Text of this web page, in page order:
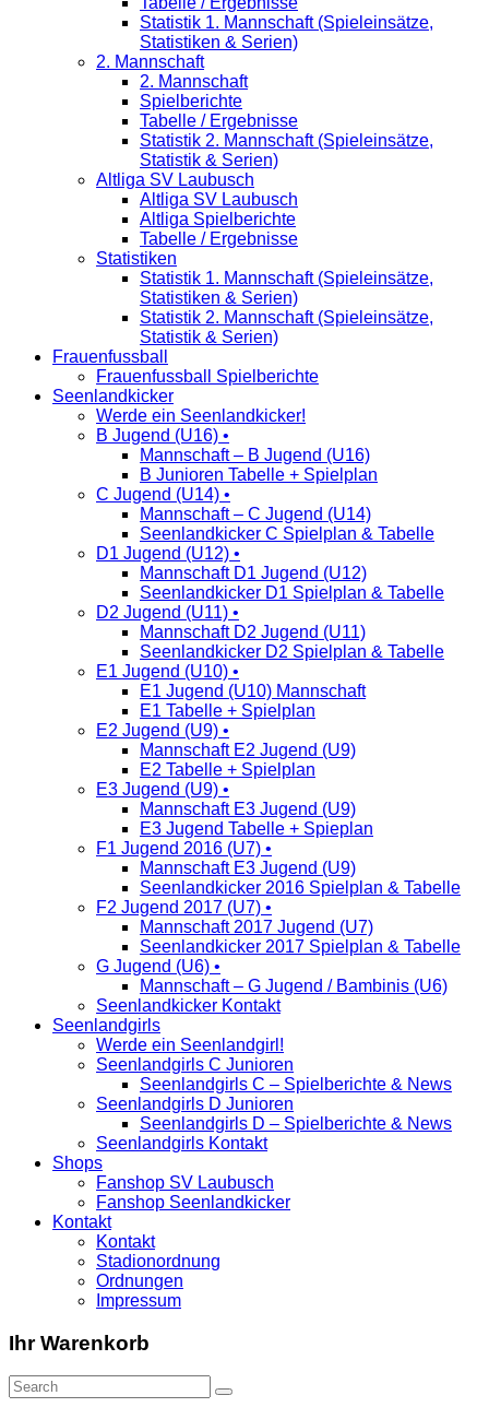
Statistik 1. Mannschaft (Spieleinsätze,
Statistiken & Serien)
2. Mannschaft
2. Mannschaft
Spielberichte
Tabelle / Ergebnisse
Statistik 2. Mannschaft (Spieleinsätze,
Statistik & Serien)
Altliga SV Laubusch
Altliga SV Laubusch
Altliga Spielberichte
Tabelle / Ergebnisse
Statistiken
Statistik 1. Mannschaft (Spieleinsätze,
Statistiken & Serien)
Statistik 2. Mannschaft (Spieleinsätze,
Statistik & Serien)
Frauenfussball
Frauenfussball Spielberichte
Seenlandkicker
Werde ein Seenlandkicker!
B Jugend (U16) •
Mannschaft – B Jugend (U16)
B Junioren Tabelle + Spielplan
C Jugend (U14) •
Mannschaft – C Jugend (U14)
Seenlandkicker C Spielplan & Tabelle
D1 Jugend (U12) •
Mannschaft D1 Jugend (U12)
Seenlandkicker D1 Spielplan & Tabelle
D2 Jugend (U11) •
Mannschaft D2 Jugend (U11)
Seenlandkicker D2 Spielplan & Tabelle
E1 Jugend (U10) •
E1 Jugend (U10) Mannschaft
E1 Tabelle + Spielplan
E2 Jugend (U9) •
Mannschaft E2 Jugend (U9)
E2 Tabelle + Spielplan
E3 Jugend (U9) •
Mannschaft E3 Jugend (U9)
E3 Jugend Tabelle + Spieplan
F1 Jugend 2016 (U7) •
Mannschaft E3 Jugend (U9)
Seenlandkicker 2016 Spielplan & Tabelle
F2 Jugend 2017 (U7) •
Mannschaft 2017 Jugend (U7)
Seenlandkicker 2017 Spielplan & Tabelle
G Jugend (U6) •
Mannschaft – G Jugend / Bambinis (U6)
Seenlandkicker Kontakt
Seenlandgirls
Werde ein Seenlandgirl!
Seenlandgirls C Junioren
Seenlandgirls C – Spielberichte & News
Seenlandgirls D Junioren
Seenlandgirls D – Spielberichte & News
Seenlandgirls Kontakt
Shops
Fanshop SV Laubusch
Fanshop Seenlandkicker
Kontakt
Kontakt
Stadionordnung
Ordnungen
Impressum
Ihr Warenkorb